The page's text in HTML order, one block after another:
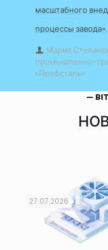
масштабного
процессы завода».
Мария
промышленно-
«Профсталь»
—
27.07.2026